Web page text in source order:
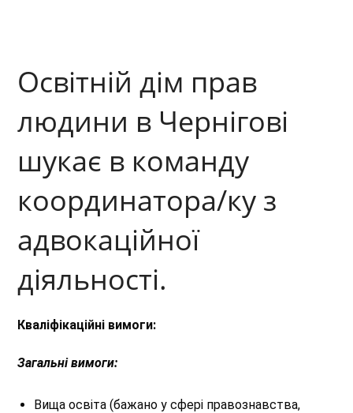
Освітній дім прав
людини в Чернігові
шукає в команду
координатора/ку з
адвокаційної
діяльності.
Кваліфікаційні вимоги:
Загальні вимоги:
Вища освіта (бажано у сфері правознавства,